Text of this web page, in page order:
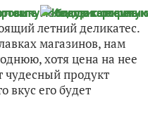
летний деликатес.
магазинов, нам
хотя цена на нее
чудесный продукт
вкус его будет